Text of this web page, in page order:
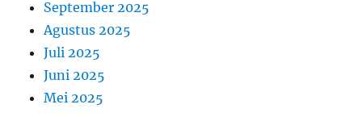
September 2025
Agustus 2025
Juli 2025
Juni 2025
Mei 2025